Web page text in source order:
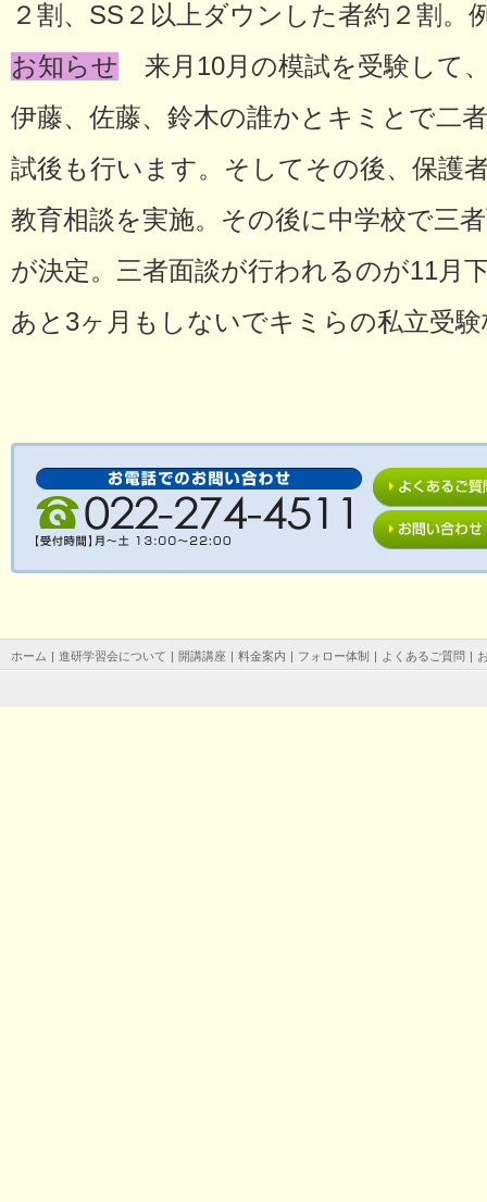
２割、SS２以上ダウンした者約２割。
お知らせ 来月10月の模試を受験して
伊藤、佐藤、鈴木の誰かとキミとで二
試後も行います。そしてその後、保護
教育相談を実施。その後に中学校で三
が決定。三者面談が行われるのが11月
あと3ヶ月もしないでキミらの私立受
ホーム | 進研学習会について | 開講講座 | 料金案内 | フォロー体制 | よくあるご質問 |